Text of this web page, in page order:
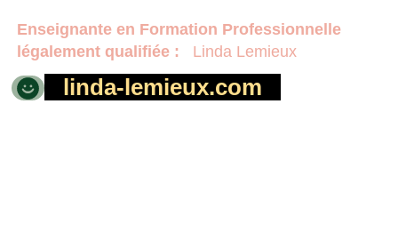
Enseignante en Formation Professionnelle
légalement qualifiée : Linda Lemieux
linda-lemieux.com